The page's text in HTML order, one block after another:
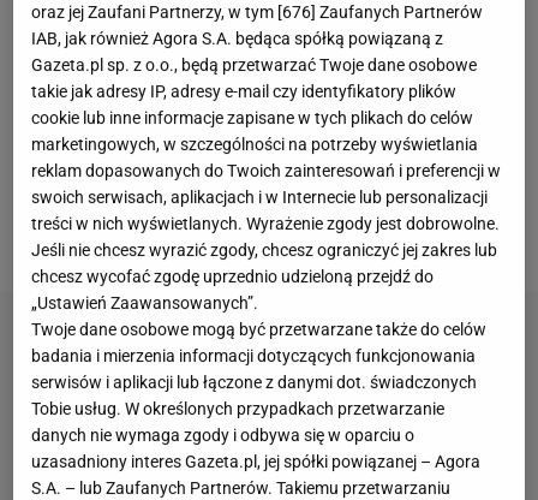
było starcie byłego mistrza świata Tomasza
Adamka z Kasjuszem "Don Kasjo" Życińskim,
natomiast wcześniej zobaczyliśmy również choćby
pojedynek Amadeusza "Ferrariego" Roślika z
pięściarzem Kamilem Łaszczykiem.Na sam koniec
doszło za to do rozstrzygnięcia turnieju o milion
złotych
oraz jej Zaufani Partnerzy, w tym [676] Zaufanych Partnerów
IAB, jak również Agora S.A. będąca spółką powiązaną z
Gazeta.pl sp. z o.o., będą przetwarzać Twoje dane osobowe
takie jak adresy IP, adresy e-mail czy identyfikatory plików
cookie lub inne informacje zapisane w tych plikach do celów
marketingowych, w szczególności na potrzeby wyświetlania
reklam dopasowanych do Twoich zainteresowań i preferencji w
swoich serwisach, aplikacjach i w Internecie lub personalizacji
treści w nich wyświetlanych. Wyrażenie zgody jest dobrowolne.
Jeśli nie chcesz wyrazić zgody, chcesz ograniczyć jej zakres lub
chcesz wycofać zgodę uprzednio udzieloną przejdź do
„Ustawień Zaawansowanych”.
Twoje dane osobowe mogą być przetwarzane także do celów
badania i mierzenia informacji dotyczących funkcjonowania
serwisów i aplikacji lub łączone z danymi dot. świadczonych
Tobie usług. W określonych przypadkach przetwarzanie
danych nie wymaga zgody i odbywa się w oparciu o
uzasadniony interes Gazeta.pl, jej spółki powiązanej – Agora
S.A. – lub Zaufanych Partnerów. Takiemu przetwarzaniu